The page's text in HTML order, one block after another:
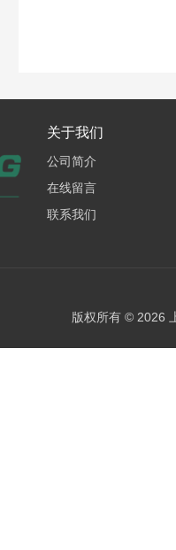
关于我们
公司简介
在线留言
联系我们
版权所有 © 2026